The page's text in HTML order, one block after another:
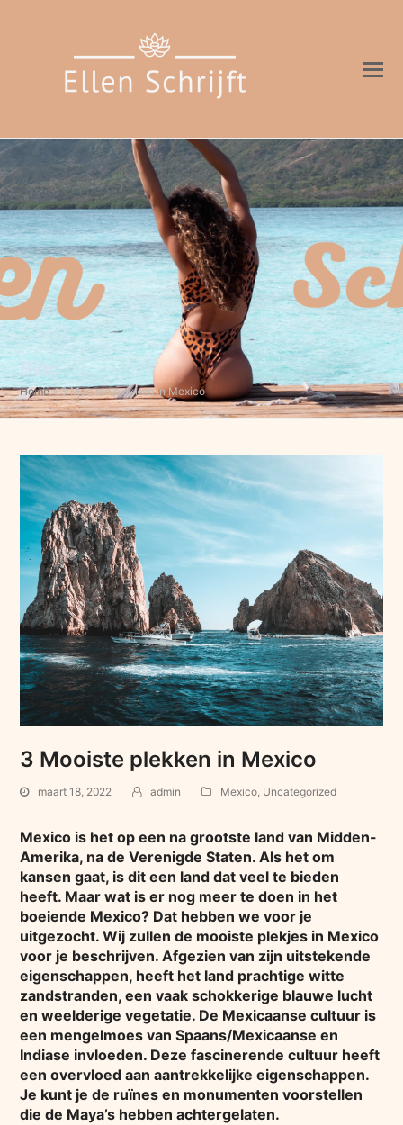
Blog
Home»3 Mooiste plekken in Mexico
3 Mooiste plekken in Mexico
maart 18, 2022 admin Mexico, Uncategorized
Mexico is het op een na grootste land van Midden-
Amerika, na de Verenigde Staten. Als het om
kansen gaat, is dit een land dat veel te bieden
heeft. Maar wat is er nog meer te doen in het
boeiende Mexico? Dat hebben we voor je
uitgezocht. Wij zullen de mooiste plekjes in Mexico
voor je beschrijven. Afgezien van zijn uitstekende
eigenschappen, heeft het land prachtige witte
zandstranden, een vaak schokkerige blauwe lucht
en weelderige vegetatie. De Mexicaanse cultuur is
een mengelmoes van Spaans/Mexicaanse en
Indiase invloeden. Deze fascinerende cultuur heeft
een overvloed aan aantrekkelijke eigenschappen.
Je kunt je de ruïnes en monumenten voorstellen
die de Maya’s hebben achtergelaten.